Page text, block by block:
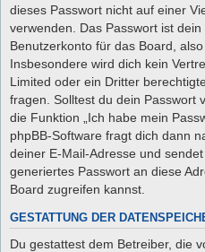
dieses Passwort nicht auf einer
verwenden. Das Passwort ist
Benutzerkonto für das Board,
Insbesondere wird dich kein
Limited oder ein Dritter
fragen. Solltest du dein Passwort
die Funktion „Ich habe mein
phpBB-Software fragt dich dann
deiner E-Mail-Adresse und
generiertes Passwort an diese
Board zugreifen kannst.
GESTATTUNG DER
Du gestattest dem Betreiber, die